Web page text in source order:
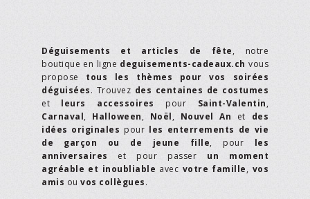
Déguisements et articles de fête, notre
boutique en ligne deguisements-cadeaux.ch vous
propose tous les thèmes pour vos soirées
déguisées. Trouvez des centaines de costumes
et leurs accessoires pour Saint-Valentin,
Carnaval, Halloween, Noël, Nouvel An et des
idées originales pour les enterrements de vie
de garçon ou de jeune fille, pour les
anniversaires et pour passer un moment
agréable et inoubliable avec votre famille, vos
amis ou vos collègues.